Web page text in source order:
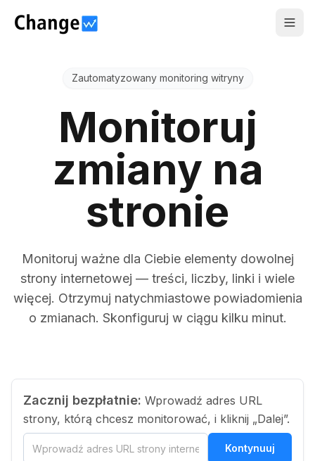
Zautomatyzowany monitoring witryny
Monitoruj
zmiany na
stronie
Monitoruj ważne dla Ciebie elementy dowolnej
strony internetowej — treści, liczby, linki i wiele
więcej. Otrzymuj natychmiastowe powiadomienia
o zmianach. Skonfiguruj w ciągu kilku minut.
Zacznij bezpłatnie: Wprowadź adres URL
strony, którą chcesz monitorować, i kliknij „Dalej”.
Kontynuuj